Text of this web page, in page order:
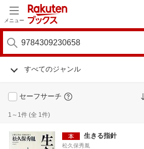
メニュー
すべてのジャンル
セーフサーチ
1～1件 (全 1件)
生きる指針
松久保秀胤